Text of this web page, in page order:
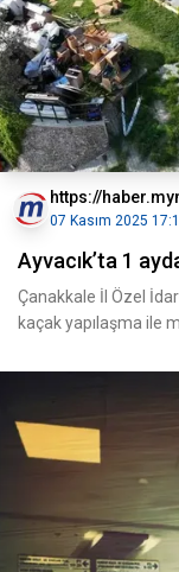
https://
07 Kasım 2025
Ayvacık’ta 1
Çanakkale İl Özel
kaçak yapılaşma ile